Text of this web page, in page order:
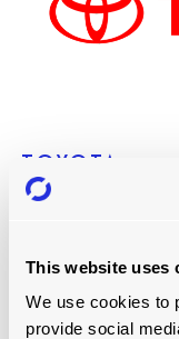
This website uses
We use cookies to
provide social
TOYOTA
slipchain
n'apporte aucune
production jusqu'à
commande et que